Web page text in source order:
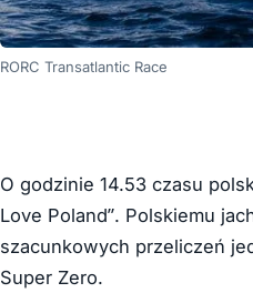
RORC Transatlantic Race
O godzinie 14.53 czasu
Love Poland”. Polskiemu
szacunkowych przeliczeń
Super Zero.